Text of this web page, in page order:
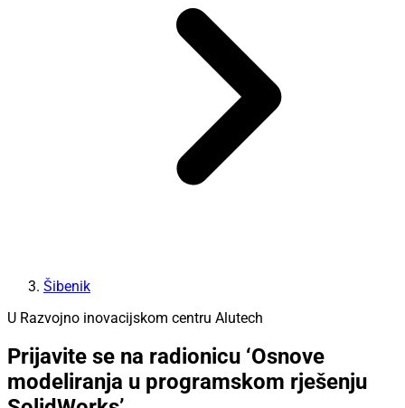
Šibenik
U Razvojno inovacijskom centru Alutech
Prijavite se na radionicu ‘Osnove
modeliranja u programskom rješenju